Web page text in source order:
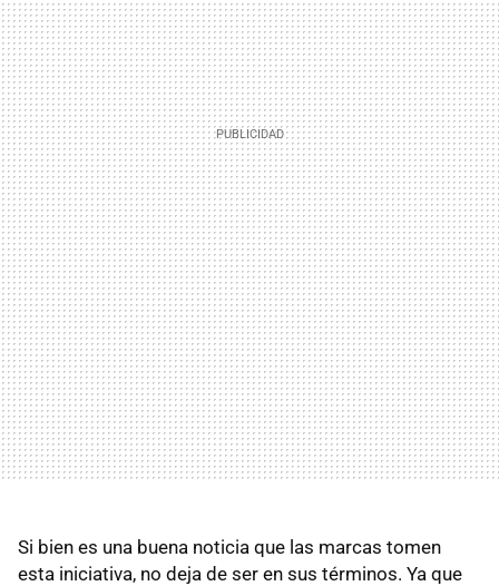
Si bien es una buena noticia que las marcas tomen
esta iniciativa, no deja de ser en sus términos. Ya que